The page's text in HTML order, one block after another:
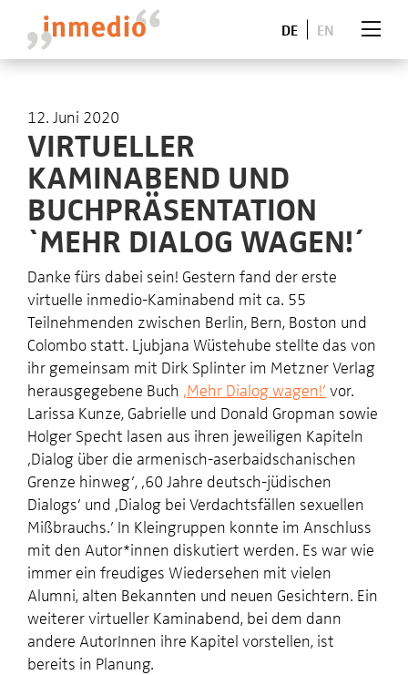
DE EN
12. Juni 2020
VIRTUELLER
KAMINABEND UND
BUCHPRÄSENTATION
`MEHR DIALOG WAGEN!´
Danke fürs dabei sein! Gestern fand der erste
virtuelle inmedio-Kaminabend mit ca. 55
Teilnehmenden zwischen Berlin, Bern, Boston und
Colombo statt. Ljubjana Wüstehube stellte das von
ihr gemeinsam mit Dirk Splinter im Metzner Verlag
herausgegebene Buch ‚Mehr Dialog wagen!’ vor.
Larissa Kunze, Gabrielle und Donald Gropman sowie
Holger Specht lasen aus ihren jeweiligen Kapiteln
‚Dialog über die armenisch-aserbaidschanischen
Grenze hinweg’, ‚60 Jahre deutsch-jüdischen
Dialogs’ und ‚Dialog bei Verdachtsfällen sexuellen
Mißbrauchs.’ In Kleingruppen konnte im Anschluss
mit den Autor*innen diskutiert werden. Es war wie
immer ein freudiges Wiedersehen mit vielen
Alumni, alten Bekannten und neuen Gesichtern. Ein
weiterer virtueller Kaminabend, bei dem dann
andere AutorInnen ihre Kapitel vorstellen, ist
bereits in Planung.